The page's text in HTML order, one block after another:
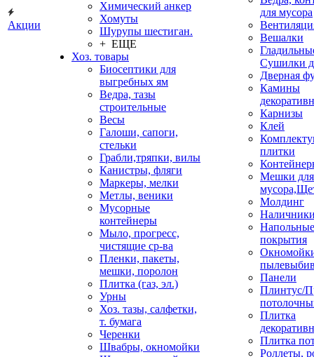
Акции
Химический анкер
Хомуты
Шурупы шестиган.
+ ЕЩЕ
Хоз. товары
Биосептики для
выгребных ям
Ведра, тазы
строительные
Весы
Галоши, сапоги,
стельки
Грабли,тряпки, вилы
Канистры, фляги
Маркеры, мелки
Метлы, веники
Мусорные
контейнеры
Мыло, прогресс,
чистящие ср-ва
Пленки, пакеты,
мешки, поролон
Плитка (газ, эл.)
Урны
Хоз. тазы, салфетки,
т. бумага
Черенки
Швабры, окномойки
для мусора
Вешалки
Сушилки
Дверная
Камины
Карнизы
Клей
плитки
Мешки для
Молдинг
Напольные
покрытия
Панели
Плинтус/
Плитка
Плитка
Роллеты,